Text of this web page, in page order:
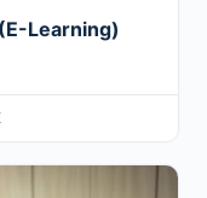
Learning)